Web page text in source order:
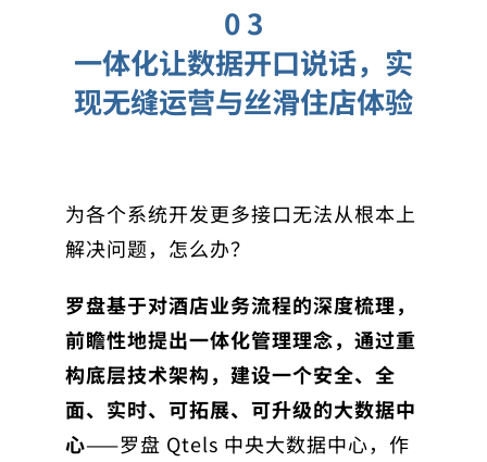
0 3
一体化让数据开口说话，实
现无缝运营与丝滑住店体验
为各个系统开发更多接口无法从根本上
解决问题，怎么办？
罗盘基于对酒店业务流程的深度梳理，
前瞻性地提出一体化管理理念，通过重
构底层技术架构，建设一个安全、全
面、实时、可拓展、可升级的大数据中
心——罗盘 Qtels 中央大数据中心，作